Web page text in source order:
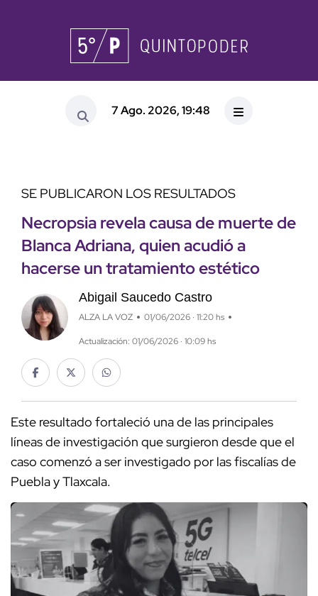
7 Ago. 2026, 19:48
SE PUBLICARON LOS RESULTADOS
Necropsia revela causa de muerte de
Blanca Adriana, quien acudió a
hacerse un tratamiento estético
Abigail Saucedo Castro
ALZA LA VOZ 01/06/2026 · 11:20 hs
Actualización: 01/06/2026 · 10:09 hs
Este resultado fortaleció una de las principales
líneas de investigación que surgieron desde que el
caso comenzó a ser investigado por las fiscalías de
Puebla y Tlaxcala.